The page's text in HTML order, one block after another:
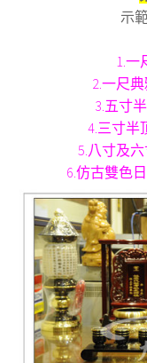
示
1.一
2.一尺
3.五寸
4.三寸半
5.八寸及
6.仿古雙色